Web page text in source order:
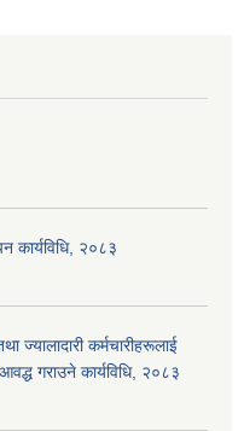
कार्यविधि, २०८३
ज्यालादारी कर्मचारीहरूलाई
गराउने कार्यविधि, २०८३